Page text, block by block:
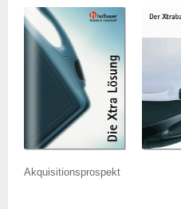
Akquisitionsprospekt